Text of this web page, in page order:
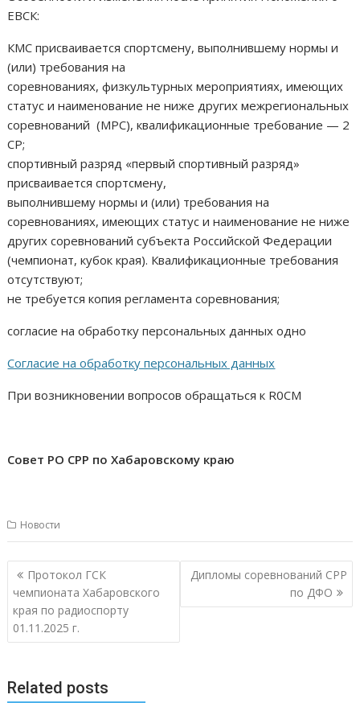
ЕВСК:
КМС присваивается спортсмену, выполнившему нормы и
(или) требования на
соревнованиях, физкультурных мероприятиях, имеющих
статус и наименование не ниже других межрегиональных
соревнований (МРС), квалификационные требование — 2
СР;
спортивный разряд «первый спортивный разряд»
присваивается спортсмену,
выполнившему нормы и (или) требования на
соревнованиях, имеющих статус и наименование не ниже
других соревнований субъекта Российской Федерации
(чемпионат, кубок края). Квалификационные требования
отсутствуют;
не требуется копия регламента соревнования;
согласие на обработку персональных данных одно
Согласие на обработку персональных данных
При возникновении вопросов обращаться к R0CM
Совет РО СРР по Хабаровскому краю
Новости
Навигация
по
записям
Протокол ГСК
чемпионата Хабаровского
края по радиоспорту
01.11.2025 г.
Дипломы соревнований СРР
по ДФО
Related posts